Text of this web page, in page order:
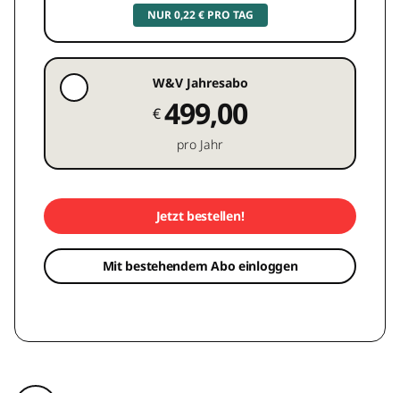
NUR 0,22 € PRO TAG
W&V Jahresabo
€499,00
pro Jahr
Jetzt bestellen!
Mit bestehendem Abo einloggen